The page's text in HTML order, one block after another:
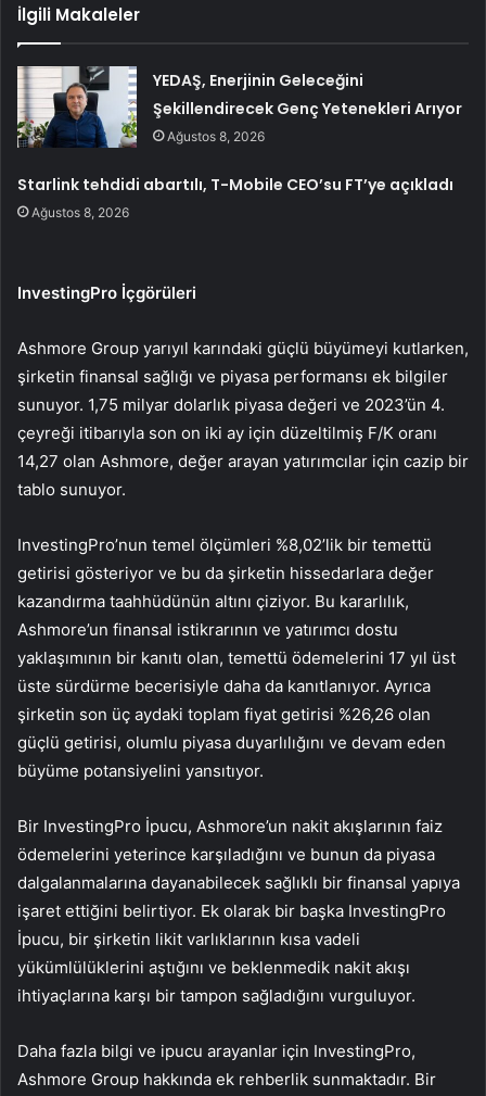
İlgili Makaleler
YEDAŞ, Enerjinin Geleceğini
Şekillendirecek Genç Yetenekleri Arıyor
Ağustos 8, 2026
Starlink tehdidi abartılı, T-Mobile CEO’su FT’ye açıkladı
Ağustos 8, 2026
InvestingPro İçgörüleri
Ashmore Group yarıyıl karındaki güçlü büyümeyi kutlarken,
şirketin finansal sağlığı ve piyasa performansı ek bilgiler
sunuyor. 1,75 milyar dolarlık piyasa değeri ve 2023’ün 4.
çeyreği itibarıyla son on iki ay için düzeltilmiş F/K oranı
14,27 olan Ashmore, değer arayan yatırımcılar için cazip bir
tablo sunuyor.
InvestingPro’nun temel ölçümleri %8,02’lik bir temettü
getirisi gösteriyor ve bu da şirketin hissedarlara değer
kazandırma taahhüdünün altını çiziyor. Bu kararlılık,
Ashmore’un finansal istikrarının ve yatırımcı dostu
yaklaşımının bir kanıtı olan, temettü ödemelerini 17 yıl üst
üste sürdürme becerisiyle daha da kanıtlanıyor. Ayrıca
şirketin son üç aydaki toplam fiyat getirisi %26,26 olan
güçlü getirisi, olumlu piyasa duyarlılığını ve devam eden
büyüme potansiyelini yansıtıyor.
Bir InvestingPro İpucu, Ashmore’un nakit akışlarının faiz
ödemelerini yeterince karşıladığını ve bunun da piyasa
dalgalanmalarına dayanabilecek sağlıklı bir finansal yapıya
işaret ettiğini belirtiyor. Ek olarak bir başka InvestingPro
İpucu, bir şirketin likit varlıklarının kısa vadeli
yükümlülüklerini aştığını ve beklenmedik nakit akışı
ihtiyaçlarına karşı bir tampon sağladığını vurguluyor.
Daha fazla bilgi ve ipucu arayanlar için InvestingPro,
Ashmore Group hakkında ek rehberlik sunmaktadır. Bir